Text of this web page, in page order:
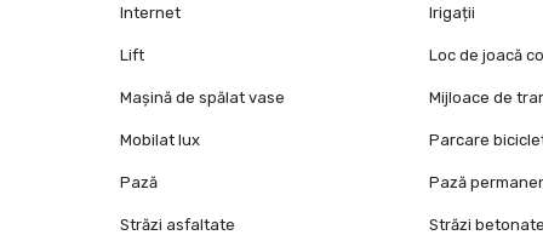
Internet Irigații
Lift Loc de joacă
Mașină de spălat vase Mijloace de
Mobilat lux Parcare
Pază Pază
Străzi asfaltate Străzi betonate